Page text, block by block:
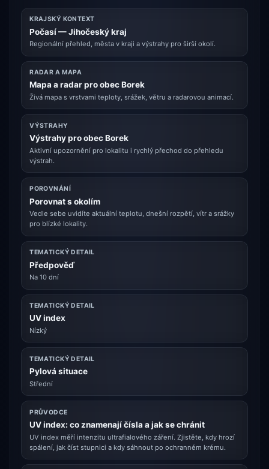
KRAJSKÝ KONTEXT
Počasí — Jihočeský kraj
Regionální přehled, města v kraji a výstrahy pro širší okolí.
RADAR A MAPA
Mapa a radar pro obec Borek
Živá mapa s vrstvami teploty, srážek, větru a radarovou animací.
VÝSTRAHY
Výstrahy pro obec Borek
Aktivní upozornění pro lokalitu i rychlý přechod do přehledu
výstrah.
POROVNÁNÍ
Porovnat s okolím
Vedle sebe uvidíte aktuální teplotu, dnešní rozpětí, vítr a srážky
pro blízké lokality.
TEMATICKÝ DETAIL
Předpověď
Na 10 dní
TEMATICKÝ DETAIL
UV index
Nízký
TEMATICKÝ DETAIL
Pylová situace
Střední
PRŮVODCE
UV index: co znamenají čísla a jak se chránit
UV index měří intenzitu ultrafialového záření. Zjistěte, kdy hrozí
spálení, jak číst stupnici a kdy sáhnout po ochranném krému.